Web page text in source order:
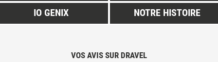
IO GENIX
NOTRE HISTOIRE
VOS AVIS SUR DRAVEL